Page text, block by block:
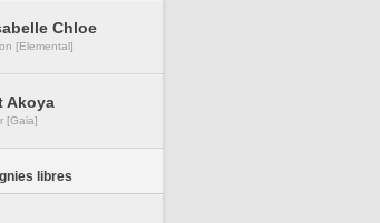
Chloe
[Elemental]
Akoya
[Gaia]
libres